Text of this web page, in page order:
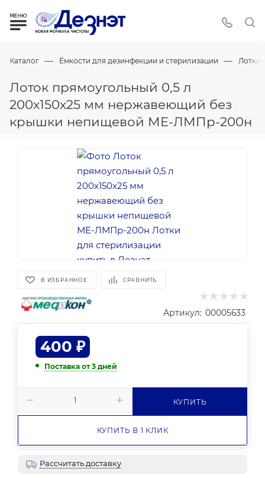
Каталог — Ёмкости для дезинфекции и стерилизации — Лотки
Лоток прямоугольный 0,5 л
200х150х25 мм нержавеющий без
крышки непищевой МЕ-ЛМПр-200н
В ИЗБРАННОЕ СРАВНИТЬ
Артикул: 00005633
400 ₽
Поставка от 3 дней
КУПИТЬ
КУПИТЬ В 1 КЛИК
Рассчитать доставку